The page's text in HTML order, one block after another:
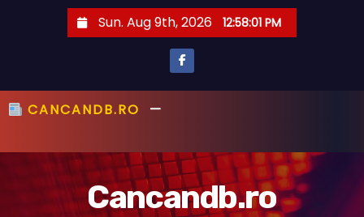
Sun. Aug 9th, 2026 12:58:03 PM
CANCANDB.RO—
Cancandb.ro